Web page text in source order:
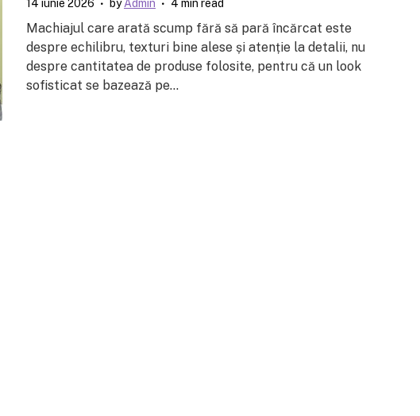
14 iunie 2026 byAdmin 4 min read
Machiajul care arată scump fără să pară încărcat este
despre echilibru, texturi bine alese și atenție la detalii, nu
despre cantitatea de produse folosite, pentru că un look
sofisticat se bazează pe...